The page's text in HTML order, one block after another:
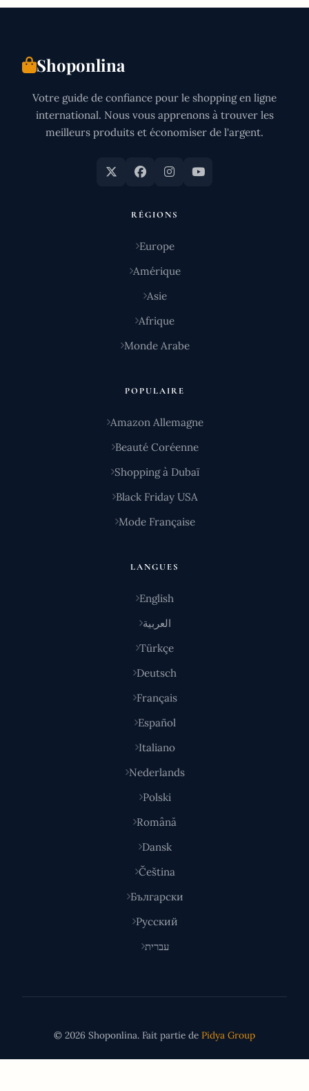
LIVRAISON
Shoponlina
Votre guide de confiance pour le shopping en ligne
international. Nous vous apprenons à trouver les
meilleurs produits et économiser de l'argent.
RÉGIONS
Europe
Amérique
Asie
Afrique
Monde Arabe
POPULAIRE
Amazon Allemagne
Beauté Coréenne
Shopping à Dubaï
Black Friday USA
Mode Française
LANGUES
English
العربية
Türkçe
Deutsch
Français
Español
Italiano
Nederlands
Polski
Română
Dansk
Čeština
Български
Русский
עברית
© 2026 Shoponlina. Fait partie de Pidya Group